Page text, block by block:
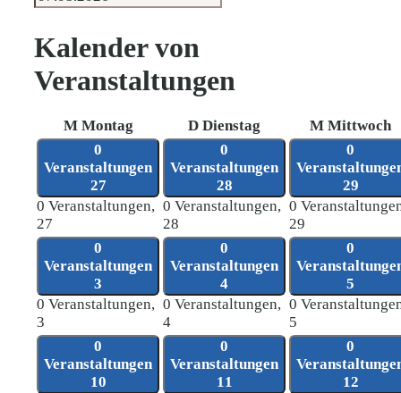
Kalender von
Veranstaltungen
M Montag D Dienstag M Mittwoch
0
Veranstaltungen
27
0 Veranstaltungen,
27
0
Veranstaltungen
28
0 Veranstaltungen,
28
0
29
0
29
0
Veranstaltungen
3
0 Veranstaltungen,
3
0
Veranstaltungen
4
0 Veranstaltungen,
4
0
5
0
5
0
Veranstaltungen
10
0
Veranstaltungen
11
0
12